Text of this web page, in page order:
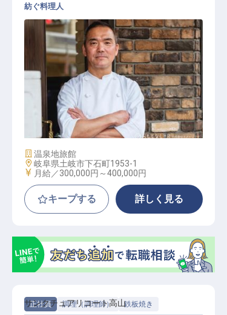
和食調理(料理長クラス)
紡ぐ料理人
施設業態
温泉地旅館
勤務地
岐阜県土岐市下石町1953-1
給与
月給／300,000円～400,000円
キープする 詳しく見る
正社員 調理（調理師） 鉄板焼き
サンクチュアリコート高山